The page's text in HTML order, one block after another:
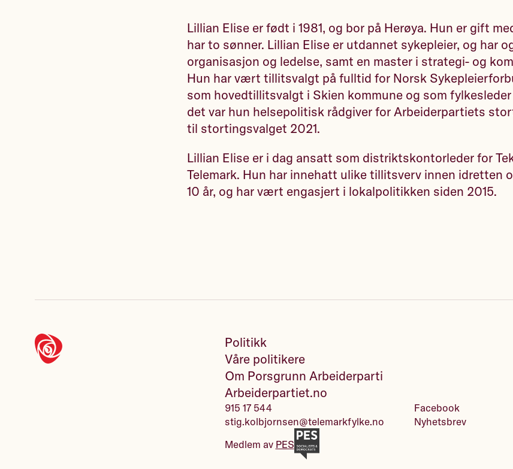
Lillian Elise er født i 1981, og bor på Herøya. Hun er gift
har to sønner. Lillian Elise er utdannet sykepleier, og har
organisasjon og ledelse, samt en master i strategi- og
Hun har vært tillitsvalgt på fulltid for Norsk
som hovedtillitsvalgt i Skien kommune og som
det var hun helsepolitisk rådgiver for Arbeiderpartiets
til stortingsvalget 2021.
Lillian Elise er i dag ansatt som distriktskontorleder for
Telemark. Hun har innehatt ulike tillitsverv innen idretten
10 år, og har vært engasjert i lokalpolitikken siden 2015.
Politikk
Våre politikere
Om Porsgrunn Arbeiderparti
Arbeiderpartiet.no
915 17 544
stig.kolbjornsen@telemarkfylke.no
Facebook
Nyhetsbrev
Medlem av PES